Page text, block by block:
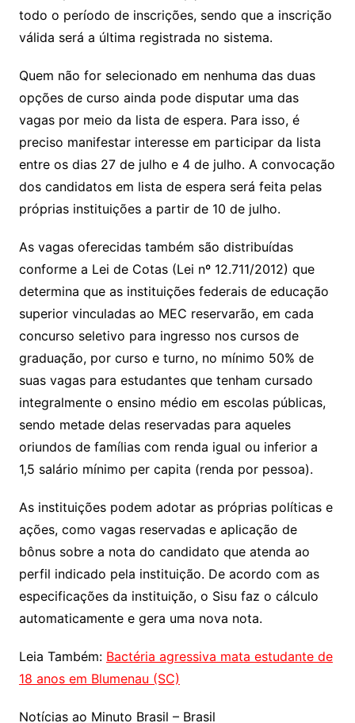
todo o período de inscrições, sendo que a inscrição
válida será a última registrada no sistema.
Quem não for selecionado em nenhuma das duas
opções de curso ainda pode disputar uma das
vagas por meio da lista de espera. Para isso, é
preciso manifestar interesse em participar da lista
entre os dias 27 de julho e 4 de julho. A convocação
dos candidatos em lista de espera será feita pelas
próprias instituições a partir de 10 de julho.
As vagas oferecidas também são distribuídas
conforme a Lei de Cotas (Lei nº 12.711/2012) que
determina que as instituições federais de educação
superior vinculadas ao MEC reservarão, em cada
concurso seletivo para ingresso nos cursos de
graduação, por curso e turno, no mínimo 50% de
suas vagas para estudantes que tenham cursado
integralmente o ensino médio em escolas públicas,
sendo metade delas reservadas para aqueles
oriundos de famílias com renda igual ou inferior a
1,5 salário mínimo per capita (renda por pessoa).
As instituições podem adotar as próprias políticas e
ações, como vagas reservadas e aplicação de
bônus sobre a nota do candidato que atenda ao
perfil indicado pela instituição. De acordo com as
especificações da instituição, o Sisu faz o cálculo
automaticamente e gera uma nova nota.
Leia Também: Bactéria agressiva mata estudante de
18 anos em Blumenau (SC)
Notícias ao Minuto Brasil – Brasil